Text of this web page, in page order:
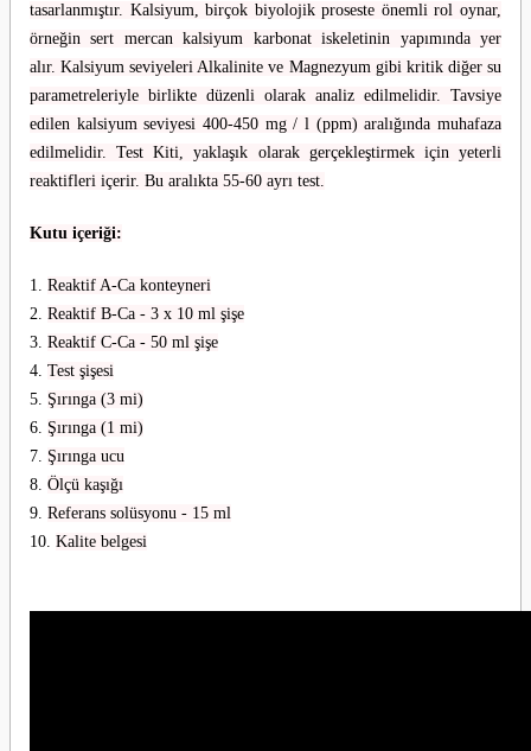
tasarlanmıştır. Kalsiyum, birçok biyolojik proseste önemli rol oynar,
örneğin sert mercan kalsiyum karbonat iskeletinin yapımında yer
alır. Kalsiyum seviyeleri Alkalinite ve Magnezyum gibi kritik diğer su
parametreleriyle birlikte düzenli olarak analiz edilmelidir. Tavsiye
edilen kalsiyum seviyesi 400-450 mg / l (ppm) aralığında muhafaza
edilmelidir. Test Kiti, yaklaşık olarak gerçekleştirmek için yeterli
reaktifleri içerir. Bu aralıkta 55-60 ayrı test.
Kutu içeriği:
Reaktif A-Ca konteyneri
Reaktif B-Ca - 3 x 10 ml şişe
Reaktif C-Ca - 50 ml şişe
Test şişesi
Şırınga (3 mi)
Şırınga (1 mi)
Şırınga ucu
Ölçü kaşığı
Referans solüsyonu - 15 ml
Kalite belgesi